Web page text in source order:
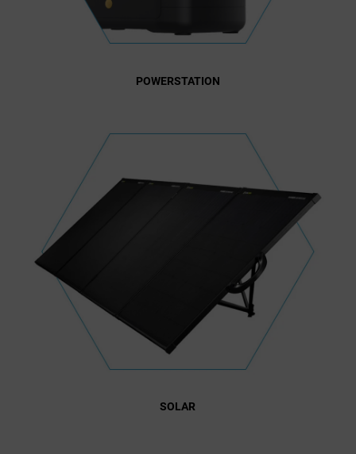
POWERSTATION
SOLAR